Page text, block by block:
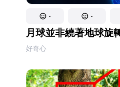
- -
月球並非繞著地球旋
好奇心